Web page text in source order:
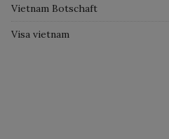
Vietnam Botschaft
Visa vietnam